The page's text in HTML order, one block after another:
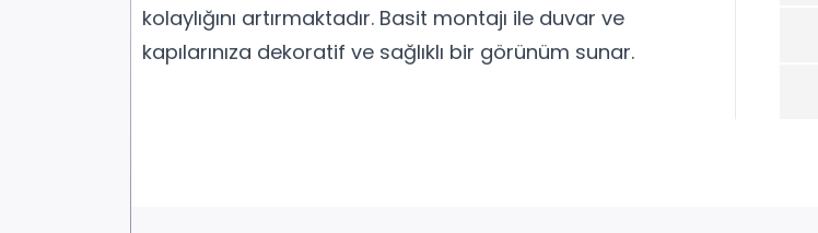
kolaylığını artırmaktadır. Basit montajı ile duvar ve
kapılarınıza dekoratif ve sağlıklı bir görünüm sunar.